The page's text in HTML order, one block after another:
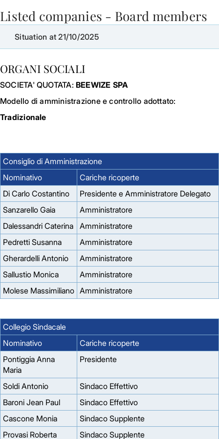
Skip to Main Content
Listed companies - Board members
Situation at 21/10/2025
ORGANI SOCIALI
SOCIETA' QUOTATA: BEEWIZE SPA
Modello di amministrazione e controllo adottato:
Tradizionale
Consiglio di Amministrazione
Nominativo
Cariche ricoperte
Di Carlo Costantino
Presidente e Amministratore Delegato
Sanzarello Gaia
Amministratore
Dalessandri Caterina
Amministratore
Pedretti Susanna
Amministratore
Gherardelli Antonio
Amministratore
Sallustio Monica
Amministratore
Molese Massimiliano Amministratore
Collegio Sindacale
Nominativo
Cariche ricoperte
Pontiggia Anna
Maria
Presidente
Soldi Antonio
Sindaco Effettivo
Baroni Jean Paul
Sindaco Effettivo
Cascone Monia
Sindaco Supplente
Provasi Roberta
Sindaco Supplente